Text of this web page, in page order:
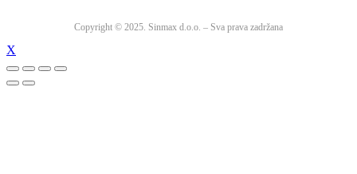
Copyright © 2025. Sinmax d.o.o. – Sva prava zadržana
X